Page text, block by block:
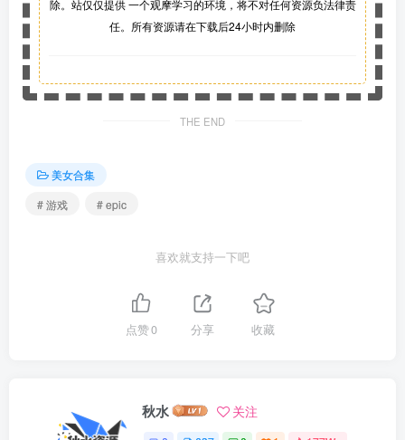
除。站仅仅提供 一个观摩学习的环境，将不对任何资源负法律责
任。所有资源请在下载后24小时内删除
THE END
美女合集
# 游戏
# epic
喜欢就支持一下吧
点赞0 分享 收藏
秋水 关注